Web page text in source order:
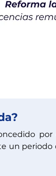
un